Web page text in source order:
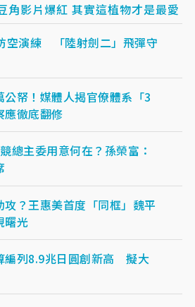
角影片爆紅 其實這植物才是最愛
空演練 「陸射劍二」飛彈守
帑！媒體人揭官僚體系「3
應徹底翻修
總主委用意何在？孫榮富：
？王惠美首度「同框」魏平
曙光
編列8.9兆日圓創新高 擬大